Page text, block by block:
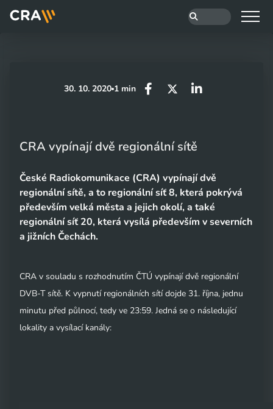
30. 10. 2020 1 min
CRA vypínají dvě regionální sítě
České Radiokomunikace (CRA) vypínají dvě
regionální sítě, a to regionální síť 8, která pokrývá
především velká města a jejich okolí, a také
regionální síť 20, která vysílá především v severních
a jižních Čechách.
CRA v souladu s rozhodnutím ČTÚ vypínají dvě regionální
DVB-T sítě. K vypnutí regionálních sítí dojde 31. října, jednu
minutu před půlnocí, tedy ve 23:59. Jedná se o následující
lokality a vysílací kanály: